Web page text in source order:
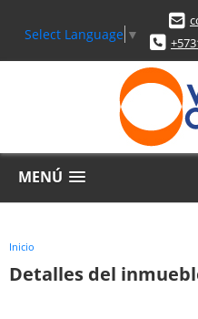
Select Language ▼
MENÚ
Inicio
Detalles del